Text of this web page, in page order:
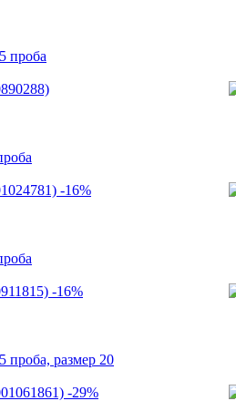
проба
-16%
-16%
проба, размер 20
-29%